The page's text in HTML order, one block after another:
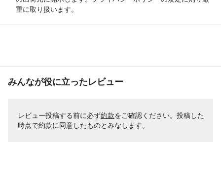
販売開始予定日 2/14
重に取り扱います。
みんなが役に立ったレビュー
レビュー投稿する前に必ず約款をご確認ください。投稿した
時点で約款に同意したものとみなします。